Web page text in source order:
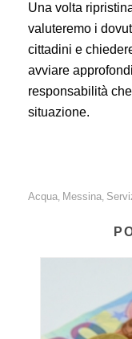
Una volta
valuteremo i
cittadini e
avviare
responsabilità
situazione.
Acqua, Messina,